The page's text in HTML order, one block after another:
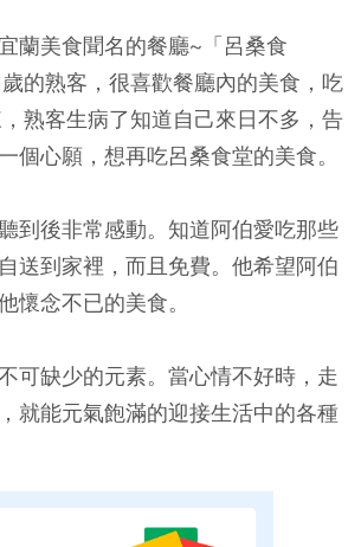
蘭美食聞名的餐廳~「呂桑食
的熟客，很喜歡餐廳內的美食，吃
熟客生病了知道自己來日不多，告
個心願，想再吃呂桑食堂的美食。
到後非常感動。知道阿伯愛吃那些
送到家裡，而且免費。他希望阿伯
懷念不已的美食。
可缺少的元素。當心情不好時，走
就能元氣飽滿的迎接生活中的各種